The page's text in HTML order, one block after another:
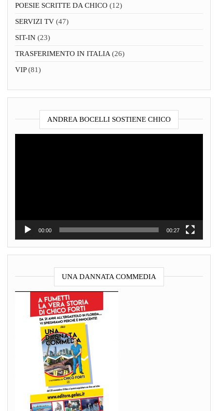
POESIE SCRITTE DA CHICO (12)
SERVIZI TV (47)
SIT-IN (23)
TRASFERIMENTO IN ITALIA (26)
VIP(81)
ANDREA BOCELLI SOSTIENE CHICO
00:00 00:27
UNA DANNATA COMMEDIA